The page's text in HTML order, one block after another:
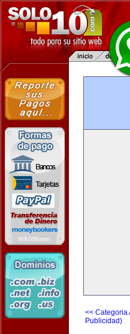
<< Categoria
Publicidad)